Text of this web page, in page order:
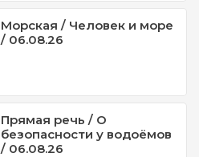
Морская / Человек и море
/ 06.08.26
Прямая речь / О
безопасности у водоёмов
/ 06.08.26